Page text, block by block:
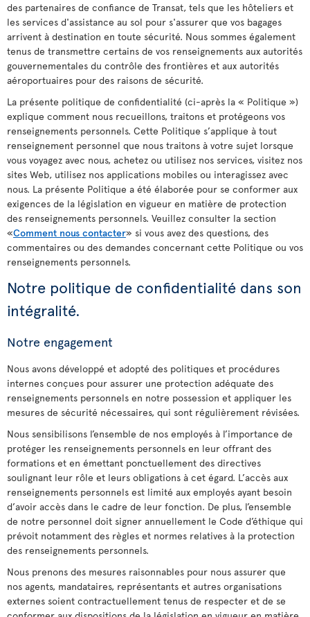
des partenaires de confiance de Transat, tels que les hôteliers et
les services d'assistance au sol pour s'assurer que vos bagages
arrivent à destination en toute sécurité. Nous sommes également
tenus de transmettre certains de vos renseignements aux autorités
gouvernementales du contrôle des frontières et aux autorités
aéroportuaires pour des raisons de sécurité.
La présente politique de confidentialité (ci-après la « Politique »)
explique comment nous recueillons, traitons et protégeons vos
renseignements personnels. Cette Politique s’applique à tout
renseignement personnel que nous traitons à votre sujet lorsque
vous voyagez avec nous, achetez ou utilisez nos services, visitez nos
sites Web, utilisez nos applications mobiles ou interagissez avec
nous. La présente Politique a été élaborée pour se conformer aux
exigences de la législation en vigueur en matière de protection
des renseignements personnels. Veuillez consulter la section
«Comment nous contacter» si vous avez des questions, des
commentaires ou des demandes concernant cette Politique ou vos
renseignements personnels.
Notre politique de confidentialité dans son
intégralité.
Notre engagement
Nous avons développé et adopté des politiques et procédures
internes conçues pour assurer une protection adéquate des
renseignements personnels en notre possession et appliquer les
mesures de sécurité nécessaires, qui sont régulièrement révisées.
Nous sensibilisons l’ensemble de nos employés à l’importance de
protéger les renseignements personnels en leur offrant des
formations et en émettant ponctuellement des directives
soulignant leur rôle et leurs obligations à cet égard. L’accès aux
renseignements personnels est limité aux employés ayant besoin
d’avoir accès dans le cadre de leur fonction. De plus, l’ensemble
de notre personnel doit signer annuellement le Code d’éthique qui
prévoit notamment des règles et normes relatives à la protection
des renseignements personnels.
Nous prenons des mesures raisonnables pour nous assurer que
nos agents, mandataires, représentants et autres organisations
externes soient contractuellement tenus de respecter et de se